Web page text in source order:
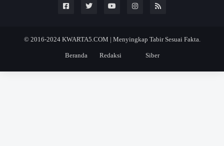
© 2016-2024 KWARTA5.COM | Menyingkap Tabir Sesuai Fakta.
Beranda Redaksi Siber